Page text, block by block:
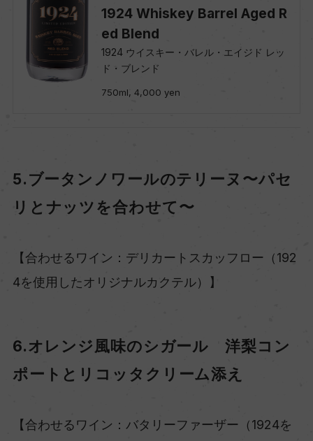
1924 Whiskey Barrel Aged R
ed Blend
1924 ウイスキー・バレル・エイジド レッ
ド・ブレンド
750ml, 4,000 yen
5.ブータンノワールのテリーヌ〜パセ
リとナッツを合わせて〜
【合わせるワイン：デリカートスカッフロー（192
4を使用したオリジナルカクテル）】
6.オレンジ風味のシガール 洋梨コン
ポートとリコッタクリーム添え
【合わせるワイン：バタリーファーザー（1924を